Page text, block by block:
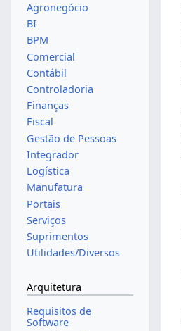
Agronegócio
BI
BPM
Comercial
Contábil
Controladoria
Finanças
Fiscal
Gestão de Pessoas
Integrador
Logística
Manufatura
Portais
Serviços
Suprimentos
Utilidades/Diversos
Arquitetura
Requisitos de
Software